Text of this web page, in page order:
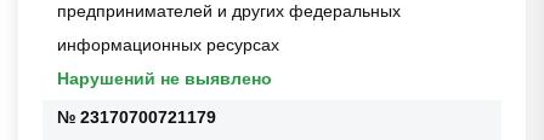
предпринимателей и других федеральных
информационных ресурсах
Нарушений не выявлено
№ 23170700721179